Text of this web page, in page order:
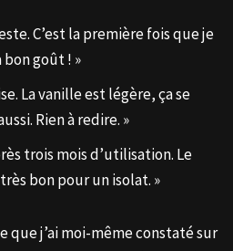
C’est la première fois que je
goût ! »
La vanille est légère, ça se
Rien à redire. »
trois mois d’utilisation. Le
bon pour un isolat. »
que j’ai moi-même constaté sur